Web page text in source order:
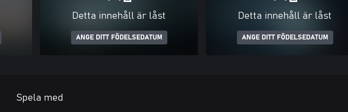
Detta innehåll är låst
ANGE DITT FÖDELSEDATUM
Detta innehåll är låst
ANGE DITT FÖDELSEDATUM
Spela med